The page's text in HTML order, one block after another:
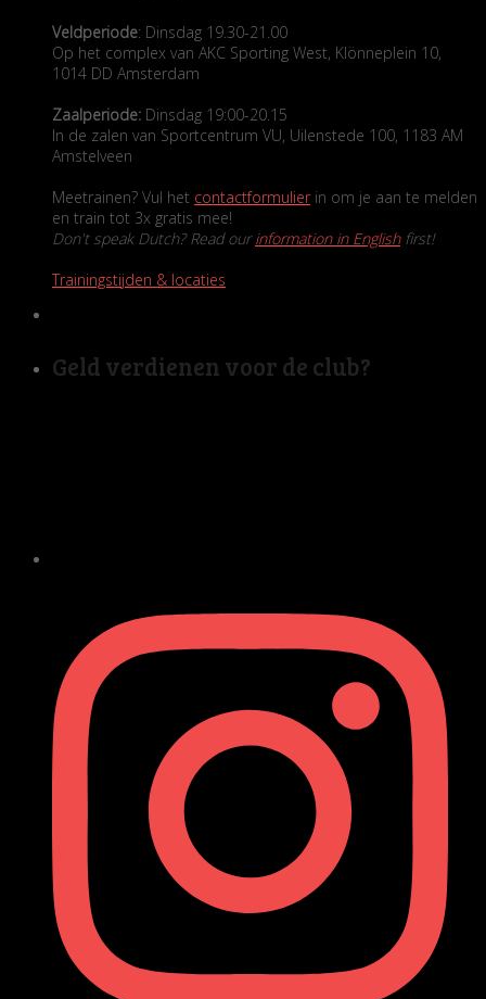
Veldperiode: Dinsdag 19.30-21.00
Op het complex van AKC Sporting West, Klönneplein 10,
1014 DD Amsterdam
Zaalperiode: Dinsdag 19:00-20.15
In de zalen van Sportcentrum VU, Uilenstede 100, 1183 AM
Amstelveen
Meetrainen? Vul het contactformulierin om je aan te melden
en train tot 3x gratis mee!
Don't speak Dutch? Read ourinformation in Englishfirst!
Trainingstijden & locaties
Geld verdienen voor de club?